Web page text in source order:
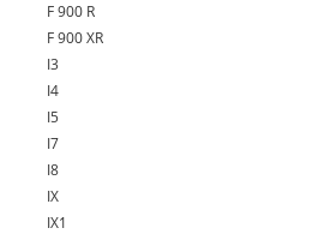
F 900 R
F 900 XR
I3
I4
I5
I7
I8
IX
IX1